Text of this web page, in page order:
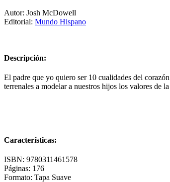
Autor: Josh McDowell
Editorial: Mundo Hispano
Descripción:
El padre que yo quiero ser 10 cualidades del
terrenales a modelar a nuestros hijos los valores de
Características:
ISBN: 9780311461578
Páginas: 176
Formato: Tapa Suave